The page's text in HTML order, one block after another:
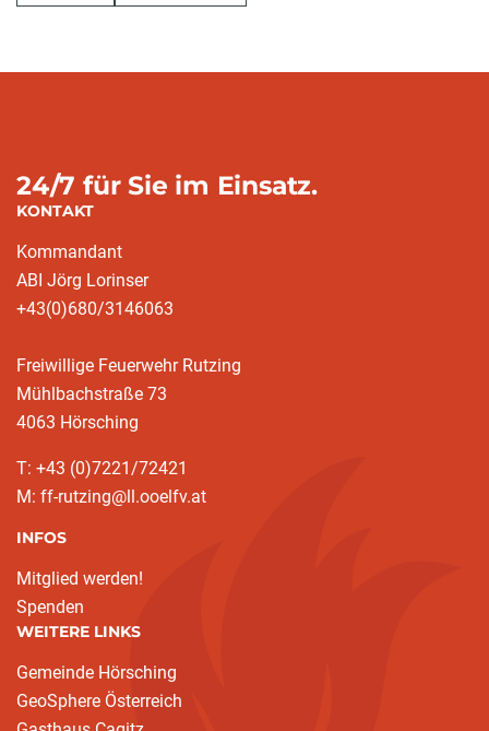
24/7 für Sie im Einsatz.
KONTAKT
Kommandant
ABI Jörg Lorinser
+43(0)680/3146063
Freiwillige Feuerwehr Rutzing
Mühlbachstraße 73
4063 Hörsching
T: +43 (0)7221/72421
M: ff-rutzing@ll.ooelfv.at
INFOS
Mitglied werden!
Spenden
WEITERE LINKS
Gemeinde Hörsching
GeoSphere Österreich